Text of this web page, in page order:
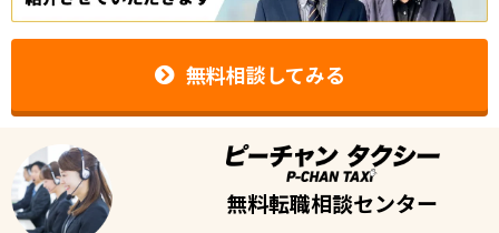
無料相談してみる
無料転職相談センター